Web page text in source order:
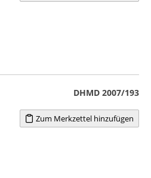
DHMD 2007/193
Zum Merkzettel hinzufügen